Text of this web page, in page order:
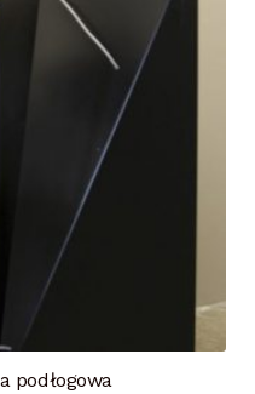
podłogowa